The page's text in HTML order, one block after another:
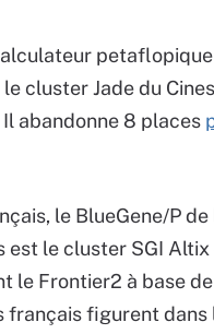
cluster Jade du
abandonne 8 places
le BlueGene/P de
le cluster SGI
le Frontier2 à base
figurent dans